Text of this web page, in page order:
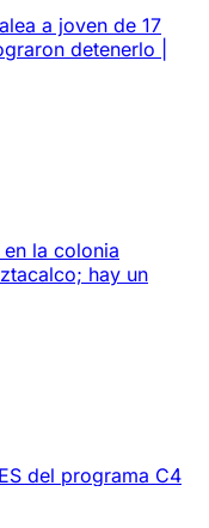
a joven de 17
detenerlo |
la colonia
hay un
del programa C4